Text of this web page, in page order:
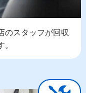
のスタッフが回収